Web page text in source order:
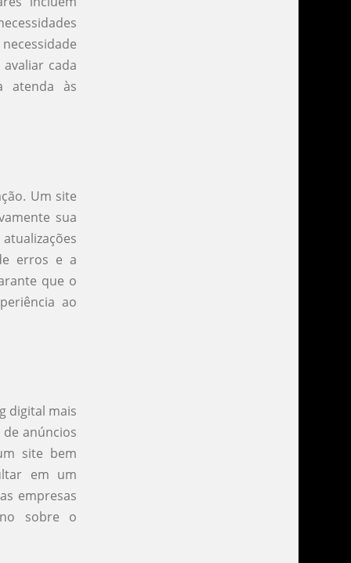
cada
atenda às
Um site
sua
erros e a
que o
ao
digital mais
anúncios
site bem
em um
empresas
sobre o